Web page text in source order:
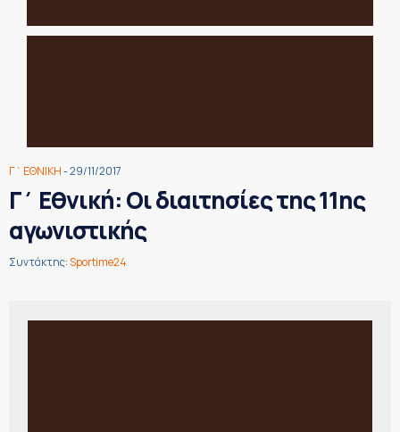
Γ΄ ΕΘΝΙΚΗ- 29/11/2017
Γ΄ Εθνική: Οι διαιτησίες της 11ης
αγωνιστικής
Συντάκτης:Sportime24